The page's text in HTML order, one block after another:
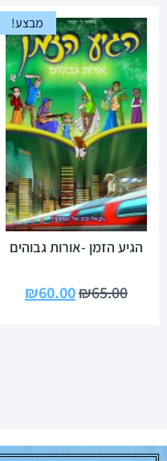
מבצע!
הגיע הזמן -אורות גבוהים
₪65.00
₪60.00